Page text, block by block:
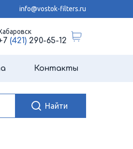
info@vostok-filters.ru
(421)290-65-12
Контакты